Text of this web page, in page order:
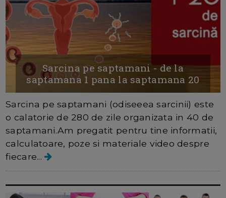
Sarcina pe saptamani - de la
saptamana 1 pana la saptamana 20
Sarcina pe saptamani (odiseeea sarcinii) este
o calatorie de 280 de zile organizata in 40 de
saptamani.Am pregatit pentru tine informatii,
calculatoare, poze si materiale video despre
fiecare...